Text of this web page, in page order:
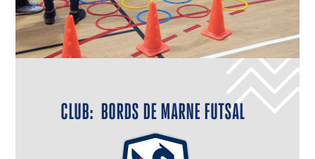
CLUB: BORDS DE MARNE FUTSAL